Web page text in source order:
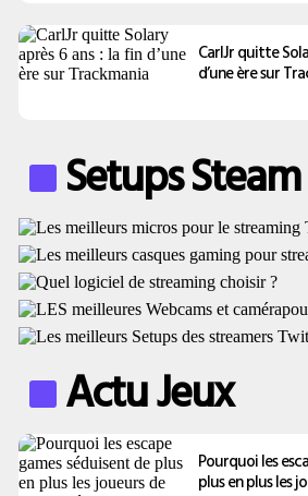
CarlJr quitte
d’une ère sur
Setups Steam
Actu Jeux
Pourquoi les
plus en plus les